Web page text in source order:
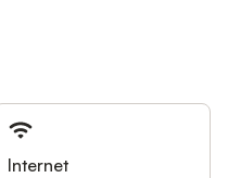
Internet